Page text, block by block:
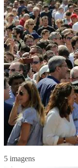
5 imagens